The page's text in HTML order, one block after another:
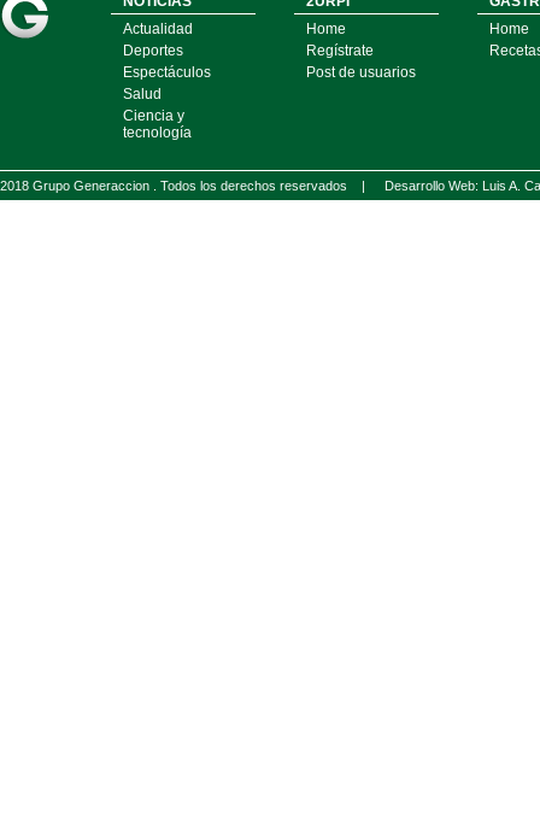
Actualidad
Deportes
Espectáculos
Salud
Ciencia y
tecnología
Home
Regístrate
Post de usuarios
Home
2018 Grupo Generaccion . Todos los derechos reservados | Desarrollo Web: Luis